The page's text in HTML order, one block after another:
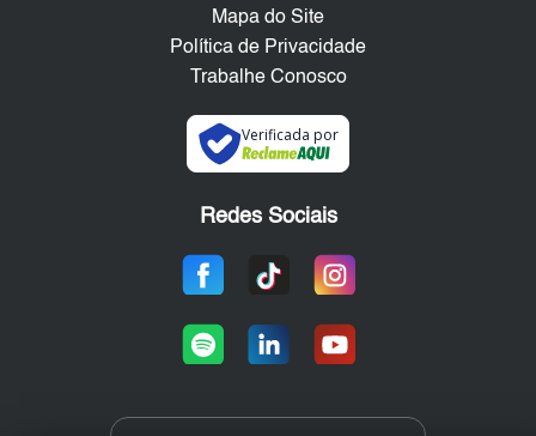
Mapa do Site
Política de Privacidade
Trabalhe Conosco
Verificada por
Redes Sociais